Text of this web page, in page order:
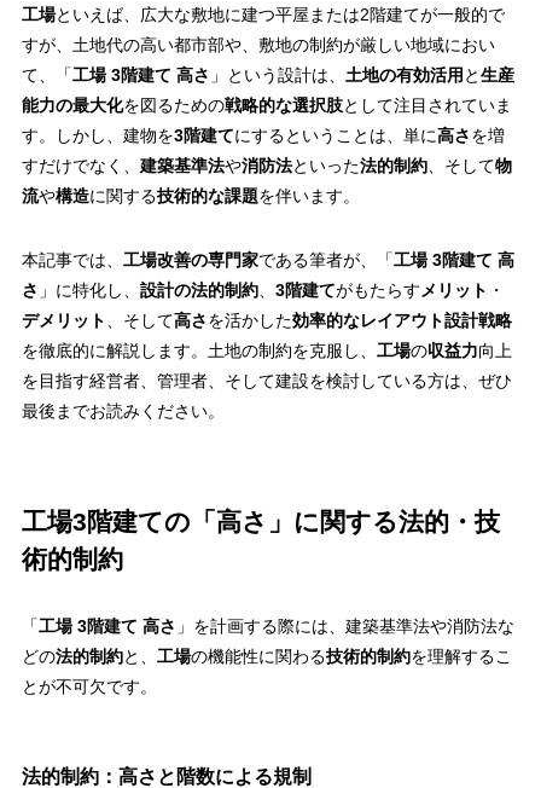
工場といえば、広大な敷地に建つ平屋または2階建てが一般的で
すが、土地代の高い都市部や、敷地の制約が厳しい地域におい
て、「工場 3階建て 高さ 」という設計は、 土地の有効活用と生産
能力の最大化を図るための戦略的な選択肢として注目されていま
す。しかし、建物を3階建てにするということは、単に高さを増
すだけでなく、 建築基準法や消防法といった法的制約、そして物
流や構造に関する技術的な課題を伴います。
本記事では、 工場改善の専門家である筆者が、「工場 3階建て 高
さ 」に特化し、 設計の法的制約、 3階建てがもたらす メリット ・
デメリット
、そして高さを活かした効率的なレイアウト設計戦略
を徹底的に解説します。土地の制約を克服し、 工場の収益力向上
を目指す経営者、管理者、そして建設を検討している方は、ぜひ
最後までお読みください。
工場3階建ての「高さ」に関する法的・技
術的制約
「工場 3階建て 高さ 」を計画する際には、建築基準法や消防法な
どの法的制約と、 工場の機能性に関わる技術的制約を理解するこ
とが不可欠です。
法的制約：高さと階数による規制